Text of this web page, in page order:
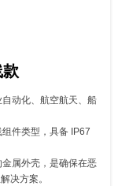
款
动化、航空航天、船
件类型，具备 IP67
属外壳，是确保在恶
决方案。